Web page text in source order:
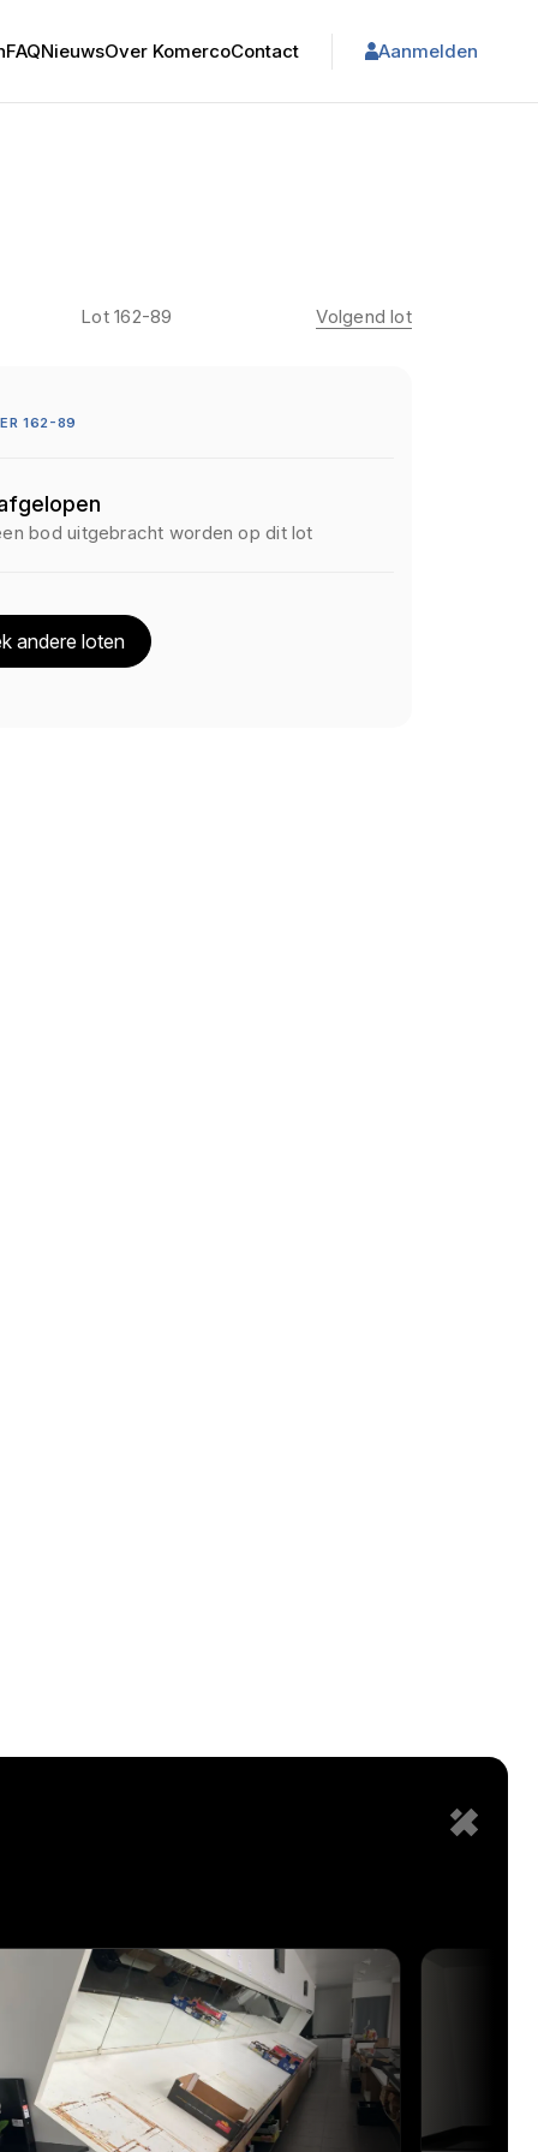
FAQNieuwsOver KomercoContact Aanmelden
Lot 162-89 Volgend lot
162-89
bod uitgebracht worden op dit lot
andere loten